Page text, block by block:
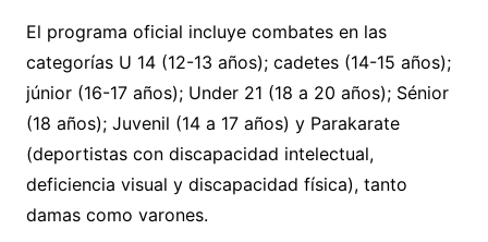
El programa oficial incluye combates en las
categorías U 14 (12-13 años); cadetes (14-15 años);
júnior (16-17 años); Under 21 (18 a 20 años); Sénior
(18 años); Juvenil (14 a 17 años) y Parakarate
(deportistas con discapacidad intelectual,
deficiencia visual y discapacidad física), tanto
damas como varones.